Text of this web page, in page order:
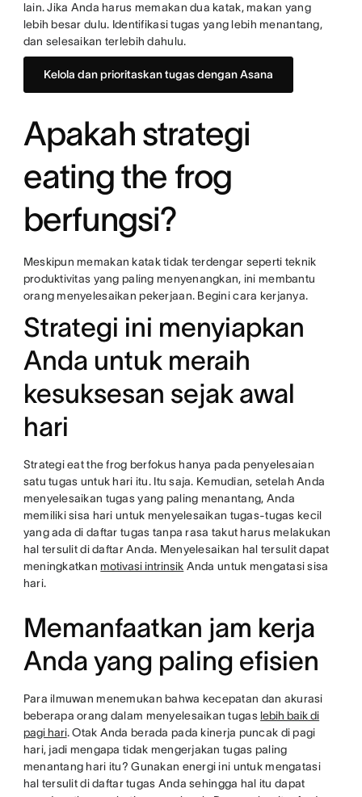
lain. Jika Anda harus memakan dua katak, makan yang
lebih besar dulu. Identifikasi tugas yang lebih menantang,
dan selesaikan terlebih dahulu.
Kelola dan prioritaskan tugas dengan Asana
Apakah strategi
eating the frog
berfungsi?
Meskipun memakan katak tidak terdengar seperti teknik
produktivitas yang paling menyenangkan, ini membantu
orang menyelesaikan pekerjaan. Begini cara kerjanya.
Strategi ini menyiapkan
Anda untuk meraih
kesuksesan sejak awal
hari
Strategi eat the frog berfokus hanya pada penyelesaian
satu tugas untuk hari itu. Itu saja. Kemudian, setelah Anda
menyelesaikan tugas yang paling menantang, Anda
memiliki sisa hari untuk menyelesaikan tugas-tugas kecil
yang ada di daftar tugas tanpa rasa takut harus melakukan
hal tersulit di daftar Anda. Menyelesaikan hal tersulit dapat
meningkatkan motivasi intrinsik Anda untuk mengatasi sisa
hari.
Memanfaatkan jam kerja
Anda yang paling efisien
Para ilmuwan menemukan bahwa kecepatan dan akurasi
beberapa orang dalam menyelesaikan tugas lebih baik di
pagi hari. Otak Anda berada pada kinerja puncak di pagi
hari, jadi mengapa tidak mengerjakan tugas paling
menantang hari itu? Gunakan energi ini untuk mengatasi
hal tersulit di daftar tugas Anda sehingga hal itu dapat